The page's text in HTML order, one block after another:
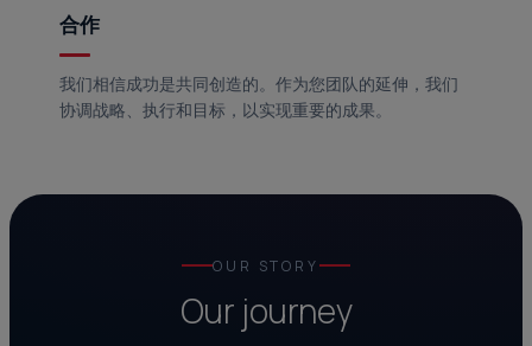
合作
我们相信成功是共同创造的。作为您团队的延伸，我们
协调战略、执行和目标，以实现重要的成果。
OUR STORY
Our journey